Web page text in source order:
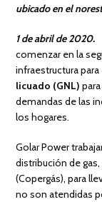
ubicado en el
1 de abril de 2020.
comenzar en la
infraestructura
licuado (GNL)
demandas de las
los hogares.
Golar Power
distribución de
(Copergás), para
no son atendidas